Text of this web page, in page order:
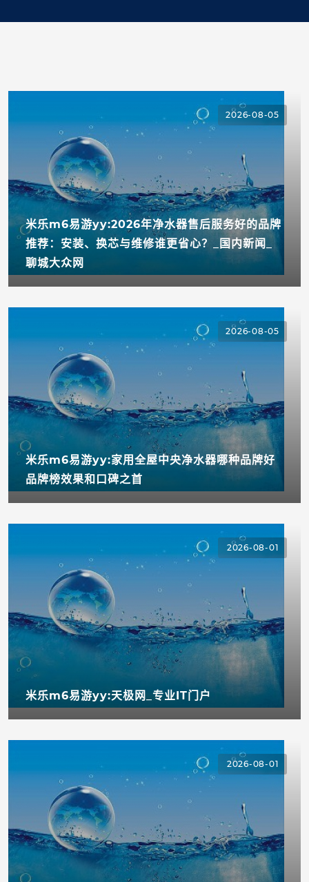
米乐m6易游yy:2026年净水器售后服务好的品牌
推荐：安装、换芯与维修谁更省心？_国内新闻_
聊城大众网
2026-08-05
米乐m6易游yy:家用全屋中央净水器哪种品牌好
品牌榜效果和口碑之首
2026-08-05
米乐m6易游yy:天极网_专业IT门户
2026-08-01
2026-08-01